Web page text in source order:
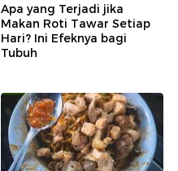
Apa yang Terjadi jika
Makan Roti Tawar Setiap
Hari? Ini Efeknya bagi
Tubuh